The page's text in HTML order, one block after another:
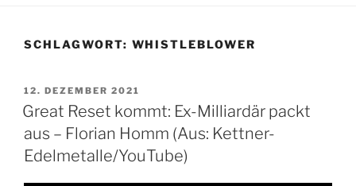
SCHLAGWORT: WHISTLEBLOWER
VERÖFFENTLICHT
AM
12. DEZEMBER 2021
Great Reset kommt: Ex-Milliardär packt
aus – Florian Homm (Aus: Kettner-
Edelmetalle/YouTube)